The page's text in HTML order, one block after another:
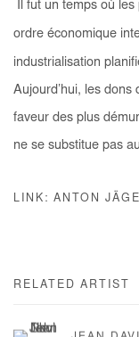
Il fut un temps où
ordre économique
industrialisation
Aujourd’hui, les dons
faveur des plus
ne se substitue pas
LINK: ANTON
RELATED ARTIST